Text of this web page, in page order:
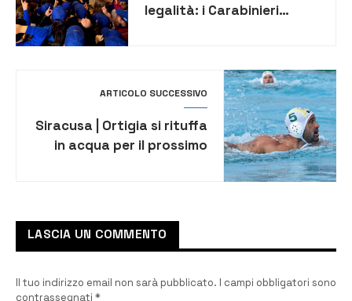
legalità: i Carabinieri
ARTICOLO SUCCESSIVO
Siracusa | Ortigia si rituffa
in acqua per il prossimo
LASCIA UN COMMENTO
Il tuo indirizzo email non sarà pubblicato. I campi obbligatori sono
contrassegnati *